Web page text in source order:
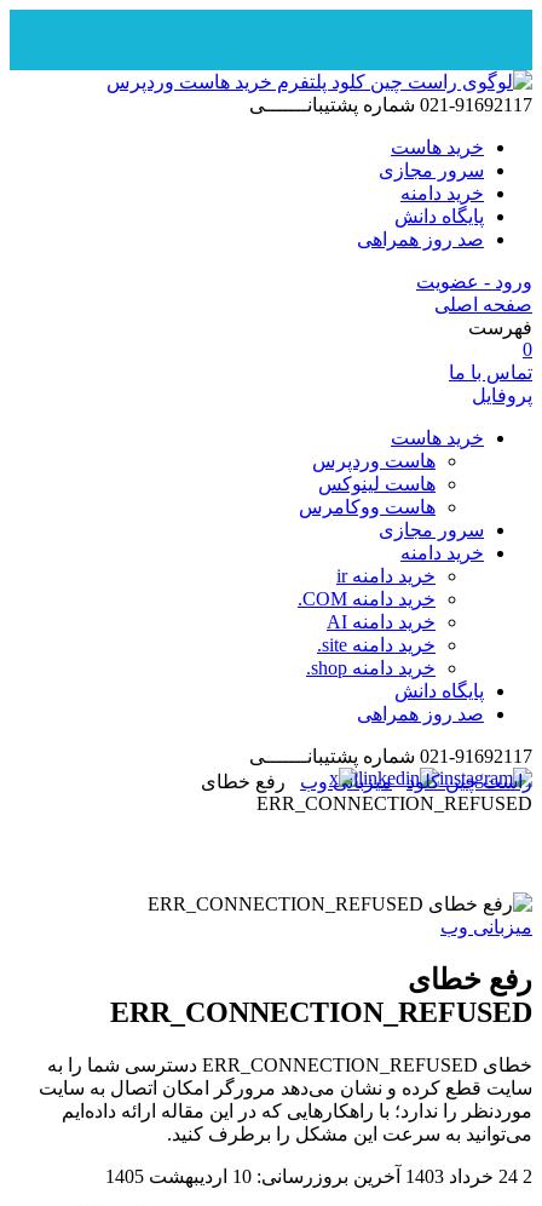
021- شماره پشتیبانـــــــی
خرید هاست
سرور مجازی
خرید دامنه
پایگاه دانش
صد روز همراهی
- عضویت
اصلی
با ما
خرید هاست
هاست وردپرس
هاست لینوکس
هاست ووکامرس
سرور مجازی
خرید دامنه
خرید دامنه ir
خرید دامنه COM.
خرید دامنه AI
خرید دامنه site.
خرید دامنه shop.
پایگاه دانش
صد روز همراهی
021- شماره پشتیبانـــــــی
چین کلود
میزبانی وب
رفع خطای
وب
خطای
خطای ERR_CONNECTION_REFUSED دسترسی شما را به
قطع کرده و نشان می‌دهد مرورگر امکان اتصال به سایت
را ندارد؛ با راهکارهایی که در این مقاله ارائه داده‌ایم
به سرعت این مشکل را برطرف کنید.
آخرین بروزرسانی: 10 اردیبهشت 1405